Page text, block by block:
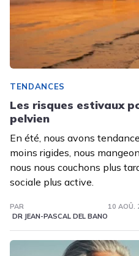
TENDANCES
Les risques estivaux
pelvien
En été, nous avons
moins rigides, nous
nous nous couchons plus
sociale plus active.
PAR
DR JEAN-PASCAL DEL BANO
10 AOÛ.